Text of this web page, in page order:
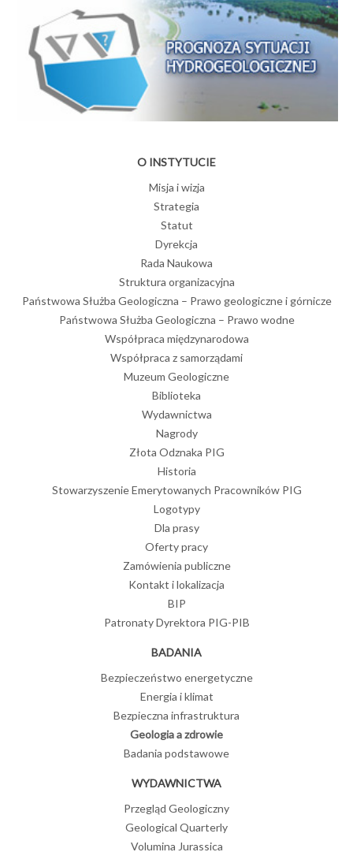
O INSTYTUCIE
Misja i wizja
Strategia
Statut
Dyrekcja
Rada Naukowa
Struktura organizacyjna
Państwowa Służba Geologiczna – Prawo geologiczne i górnicze
Państwowa Służba Geologiczna – Prawo wodne
Współpraca międzynarodowa
Współpraca z samorządami
Muzeum Geologiczne
Biblioteka
Wydawnictwa
Nagrody
Złota Odznaka PIG
Historia
Stowarzyszenie Emerytowanych Pracowników PIG
Logotypy
Dla prasy
Oferty pracy
Zamówienia publiczne
Kontakt i lokalizacja
BIP
Patronaty Dyrektora PIG-PIB
BADANIA
Bezpieczeństwo energetyczne
Energia i klimat
Bezpieczna infrastruktura
Geologia a zdrowie
Badania podstawowe
WYDAWNICTWA
Przegląd Geologiczny
Geological Quarterly
Volumina Jurassica